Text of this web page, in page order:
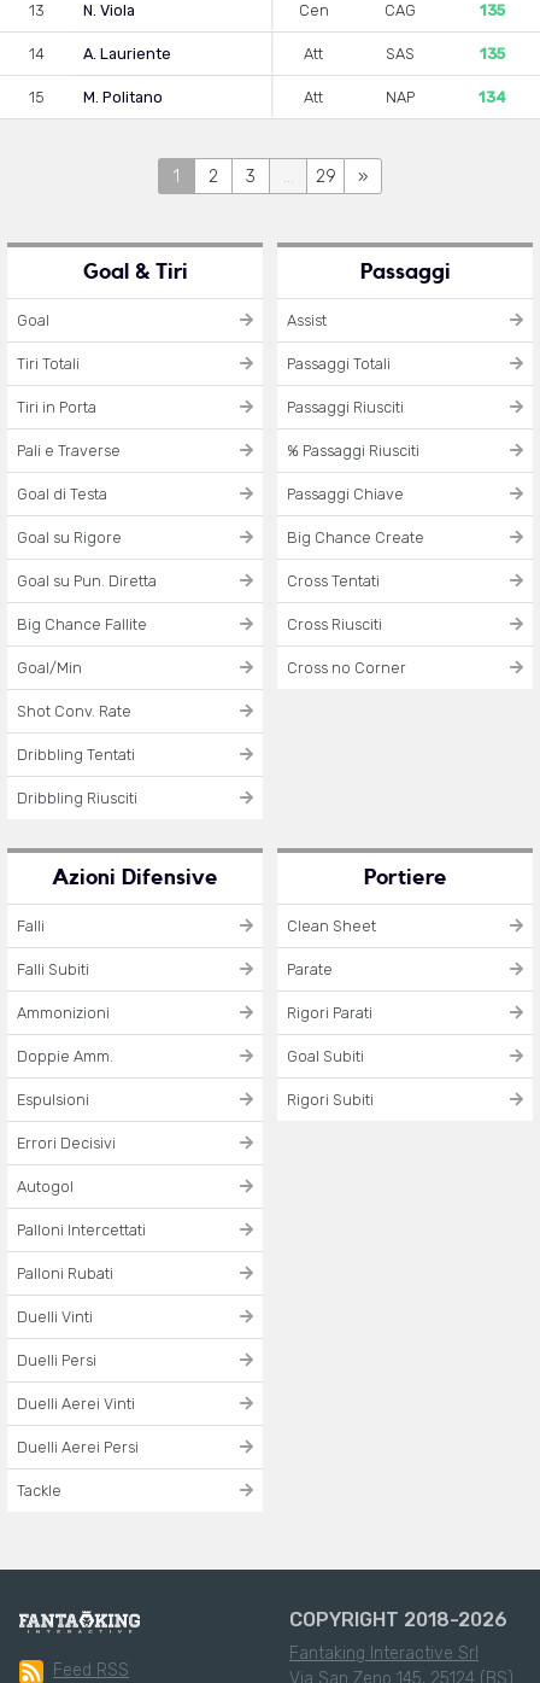
13 N. Viola Cen CAG 135
14 A. Lauriente Att SAS 135
15 M. Politano Att NAP 134
1 2 3 ... 29 »
Goal & Tiri
Goal
Tiri Totali
Tiri in Porta
Pali e Traverse
Goal di Testa
Goal su Rigore
Goal su Pun. Diretta
Big Chance Fallite
Goal/Min
Shot Conv. Rate
Dribbling Tentati
Dribbling Riusciti
Passaggi
Assist
Passaggi Totali
Passaggi Riusciti
% Passaggi Riusciti
Passaggi Chiave
Big Chance Create
Cross Tentati
Cross Riusciti
Cross no Corner
Azioni Difensive
Falli
Falli Subiti
Ammonizioni
Doppie Amm.
Espulsioni
Errori Decisivi
Autogol
Palloni Intercettati
Palloni Rubati
Duelli Vinti
Duelli Persi
Duelli Aerei Vinti
Duelli Aerei Persi
Tackle
Portiere
Clean Sheet
Parate
Rigori Parati
Goal Subiti
Rigori Subiti
Feed RSS
COPYRIGHT 2018-2026
Fantaking Interactive Srl